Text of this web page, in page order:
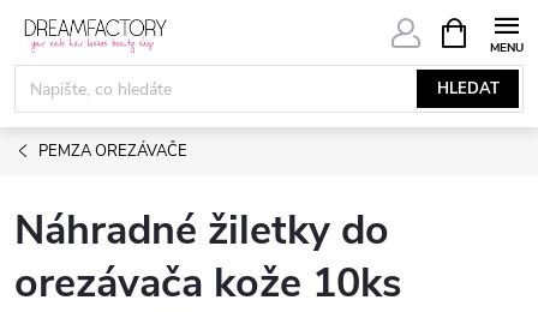
Přejít
obsah
HLEDAT
NÁKUPNÍ
KOŠÍK
PEMZA OREZÁVAČE
Náhradné žiletky do
orezávača kože 10ks